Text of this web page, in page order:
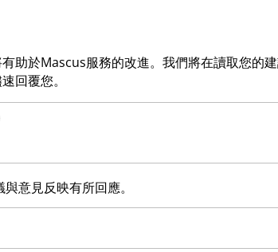
助於Mascus服務的改進。我們將在讀取您的
回覆您。
意見反映有所回應。